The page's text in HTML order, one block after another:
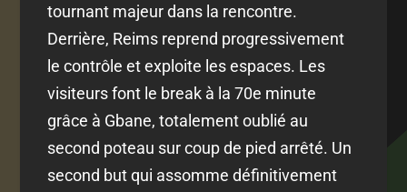
tournant majeur dans la rencontre.
Derrière, Reims reprend progressivement
le contrôle et exploite les espaces. Les
visiteurs font le break à la 70e minute
grâce à Gbane, totalement oublié au
second poteau sur coup de pied arrêté. Un
second but qui assomme définitivement